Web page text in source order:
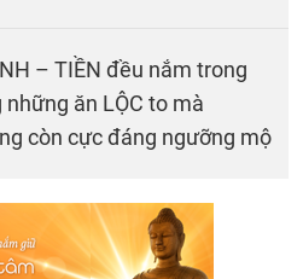
– TIỀN đều nắm trong
ăn LỘC to mà
còn cực đáng ngưỡng mộ